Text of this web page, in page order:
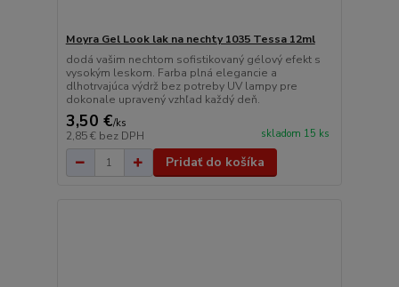
Moyra Gel Look lak na nechty 1035 Tessa 12ml
dodá vašim nechtom sofistikovaný gélový efekt s
vysokým leskom. Farba plná elegancie a
dlhotrvajúca výdrž bez potreby UV lampy pre
dokonale upravený vzhľad každý deň.
3,50 €/ks
2,85 € bez DPH skladom 15 ks
Pridať do košíka